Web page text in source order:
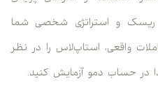
و استراتژی شخصی شما
واقعی، استاپ‌لاس را در نظر
در حساب دمو آزمایش کنید.